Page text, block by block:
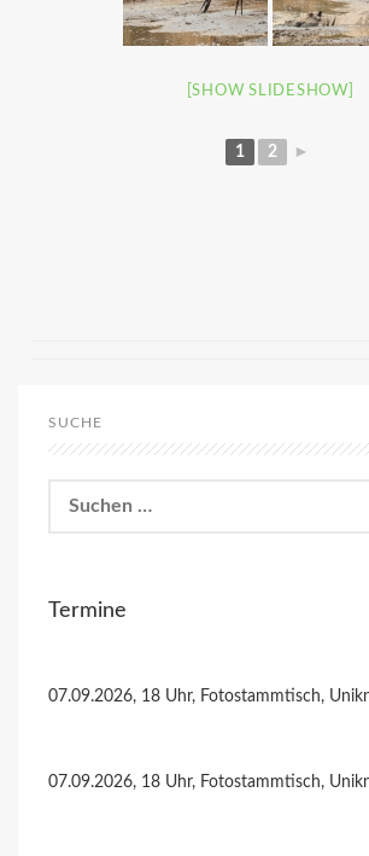
[SHOW SLIDESHOW]
1 2 ►
SUCHE
nach:
Termine
07.09.2026, 18 Uhr, Fotostammtisch,
07.09.2026, 18 Uhr, Fotostammtisch,